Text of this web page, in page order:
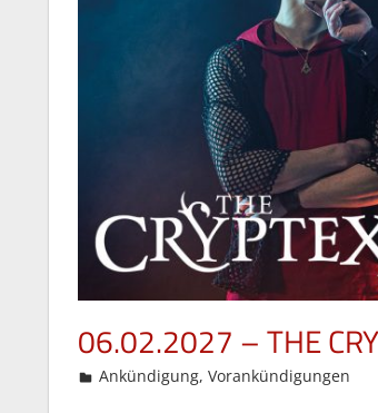
06.02.2027 – THE
12. Mai 2026
Gordon Ohlendorf
Ankündigung,Vorankündigungen